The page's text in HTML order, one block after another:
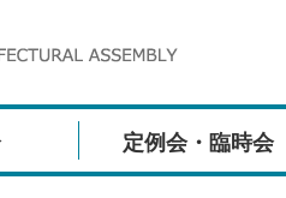
定例会・臨時会